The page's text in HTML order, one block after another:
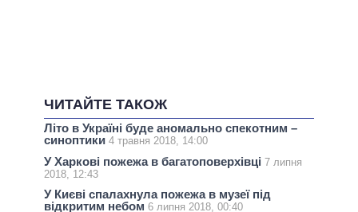
ЧИТАЙТЕ ТАКОЖ
Літо в Україні буде аномально спекотним –
синоптики 4 травня 2018, 14:00
У Харкові пожежа в багатоповерхівці 7 липня
2018, 12:43
У Києві спалахнула пожежа в музеї під
відкритим небом 6 липня 2018, 00:40